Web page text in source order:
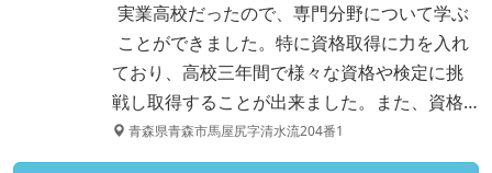
実業高校だったので、専門分野について学ぶ
ことができました。特に資格取得に力を入れ
ており、高校三年間で様々な資格や検定に挑
戦し取得することが出来ました。また、資格…
青森県青森市馬屋尻字清水流204番1